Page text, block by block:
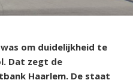
om duidelijkheid te
Dat zegt de
Haarlem. De staat